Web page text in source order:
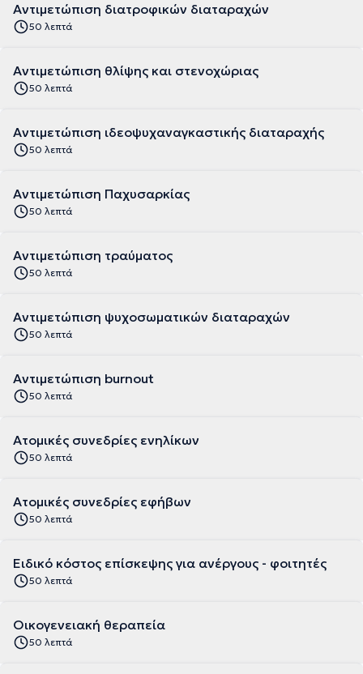
Αντιμετώπιση διατροφικών διαταραχών
50 λεπτά
Αντιμετώπιση θλίψης και στενοχώριας
50 λεπτά
Αντιμετώπιση ιδεοψυχαναγκαστικής διαταραχής
50 λεπτά
Αντιμετώπιση Παχυσαρκίας
50 λεπτά
Αντιμετώπιση τραύματος
50 λεπτά
Αντιμετώπιση ψυχοσωματικών διαταραχών
50 λεπτά
Αντιμετώπιση burnout
50 λεπτά
Ατομικές συνεδρίες ενηλίκων
50 λεπτά
Ατομικές συνεδρίες εφήβων
50 λεπτά
Ειδικό κόστος επίσκεψης για ανέργους - φοιτητές
50 λεπτά
Οικογενειακή θεραπεία
50 λεπτά